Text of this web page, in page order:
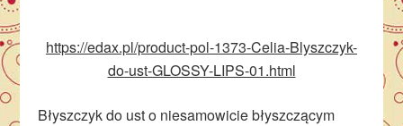
https://edax.pl/product-pol-1373-Celia-Blyszczyk-
do-ust-GLOSSY-LIPS-01.html
Błyszczyk do ust o niesamowicie błyszczącym